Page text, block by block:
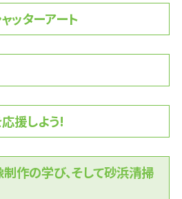
ッターアート
援しよう!
作の学び、そして砂浜清掃